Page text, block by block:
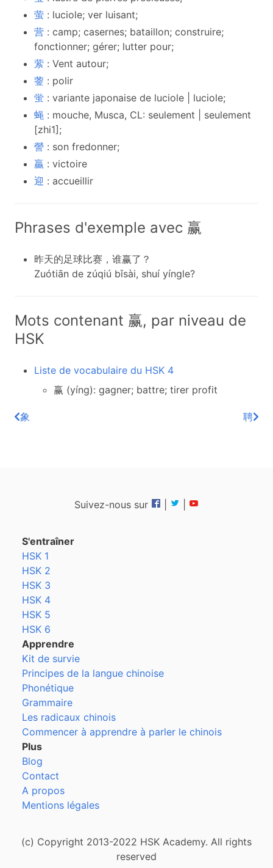
萤 : luciole; ver luisant;
营 : camp; casernes; bataillon; construire;
fonctionner; gérer; lutter pour;
萦 : Vent autour;
蓥 : polir
蛍 : variante japonaise de luciole | luciole;
蝇 : mouche, Musca, CL: seulement | seulement
[zhi1];
謍 : son fredonner;
贏 : victoire
迎 : accueillir
Phrases d'exemple avec 赢
昨天的足球比赛，谁赢了？
Zuótiān de zúqiú bǐsài, shuí yíngle?
Mots contenant 赢, par niveau de
HSK
Liste de vocabulaire du HSK 4
赢 (yíng): gagner; battre; tirer profit
象 聘
Suivez-nous sur
S'entraîner
HSK 1
HSK 2
HSK 3
HSK 4
HSK 5
HSK 6
Apprendre
Kit de survie
Principes de la langue chinoise
Phonétique
Grammaire
Les radicaux chinois
Commencer à apprendre à parler le chinois
Plus
Blog
Contact
A propos
Mentions légales
(c) Copyright 2013-2022 HSK Academy. All rights
reserved